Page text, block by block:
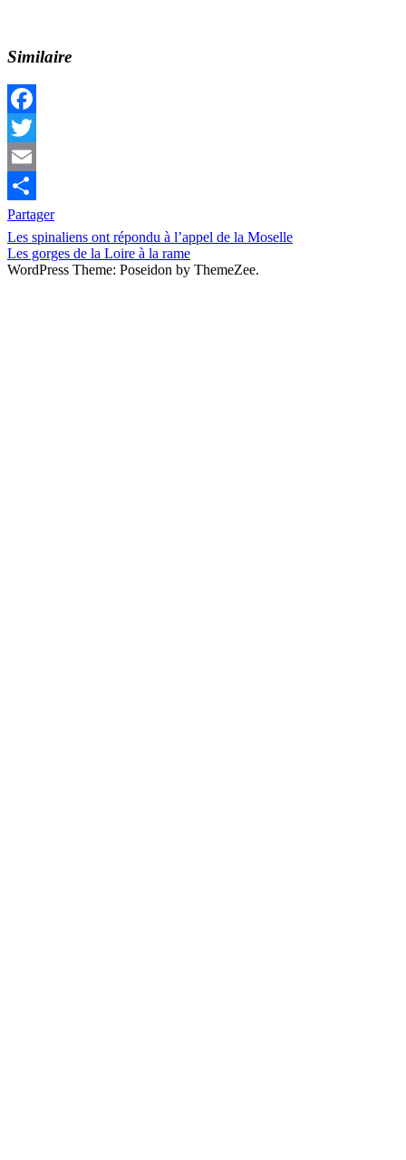
Similaire
Facebook
Twitter
Email
Partager
A
noter
Navigation
de
Previous
Post:
Les spinaliens ont répondu à l’appel de la Moselle
Next
Post:
Les gorges de la Loire à la rame
WordPress Theme: Poseidon by ThemeZee.